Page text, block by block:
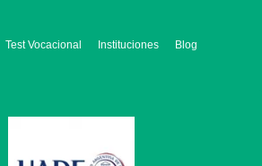
Test Vocacional Instituciones Blog